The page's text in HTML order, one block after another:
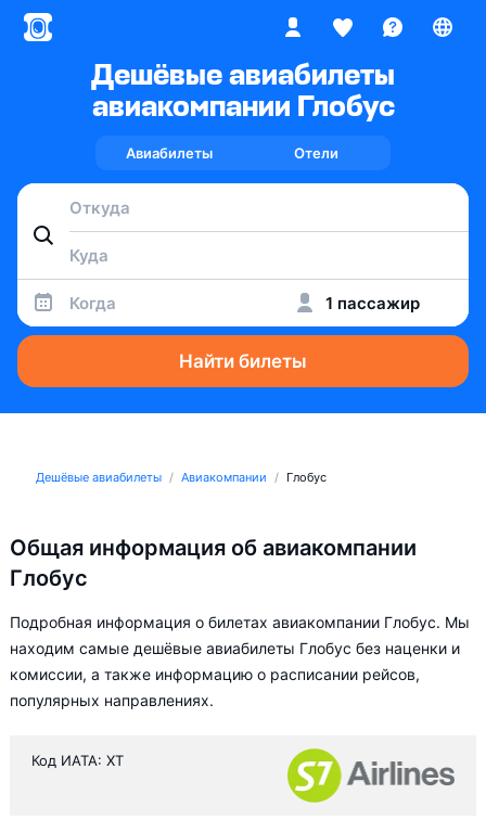
Дешёвые авиабилеты
авиакомпании Глобус
Авиабилеты Отели
Когда 1 пассажир
Найти билеты
Дешёвые авиабилеты Авиакомпании Глобус
Общая информация об авиакомпании
Глобус
Подробная информация о билетах авиакомпании Глобус. Мы
находим самые дешёвые авиабилеты Глобус без наценки и
комиссии, а также информацию о расписании рейсов,
популярных направлениях.
Код ИАТА: XT